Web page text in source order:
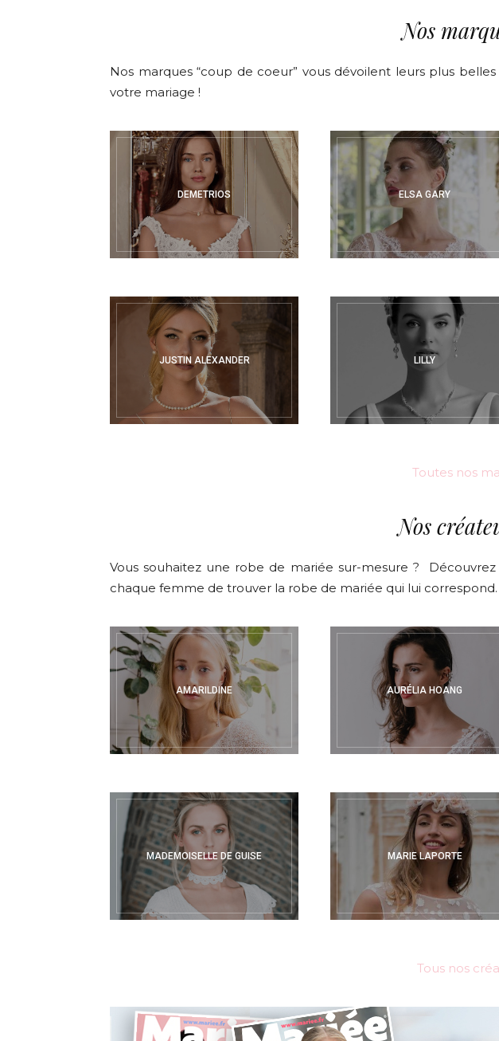
Nos
Nos marques “coup de coeur” vous dévoilent leurs plus
votre mariage !
DEMETRIOS ELSA GARY
JUSTIN ALEXANDER LILLY
Toutes nos
Nos
Vous souhaitez une robe de mariée sur-mesure ?
chaque femme de trouver la robe de mariée qui lui correspond.
AMARILDINE AURÉLIA HOANG
MADEMOISELLE DE GUISE MARIE LAPORTE
Tous nos